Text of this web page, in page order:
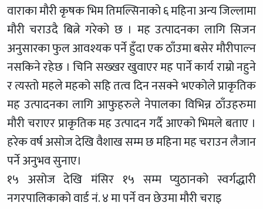
वाराका मौरी कृषक भिम तिमल्सिनाको ६ महिना अन्य जिल्लामा
मौरी चराउदै बित्ने गरेको छ । मह उत्पादनका लागि सिजन
अनुसारका फुल आवश्यक पर्ने हुँदा एक ठाँउमा बसेर मौरीपाल्न
नसकिने रहेछ । चिनि सख्खर खुवाएर मह पार्ने कार्य राम्रो नहुने
र त्यस्तो महले महको सहि तत्व दिन नसक्ने भएकोले प्राकृतिक
मह उत्पादनका लागि आफुहरुले नेपालका विभिन्न ठाँउहरुमा
मौरी चराएर प्राकृतिक मह उत्पादन गर्दै आएको भिमले बताए ।
हरेक वर्ष असोज देखि वैशाख सम्म छ महिना मह चराउन लैजान
पर्ने अनुभव सुनाए।
१५ असोज देखि मंसिर १५ सम्म प्युठानको स्वर्गद्धारी
नगरपालिकाको वार्ड नं. ४ मा पर्ने वन छेउमा मौरी चराइ